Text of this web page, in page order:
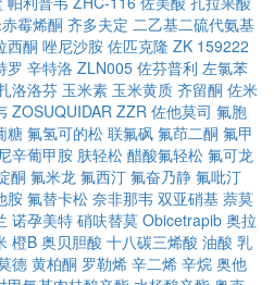
霉烯酮 齐多夫定 二乙基二硫代氨基
西酮 唑尼沙胺 佐匹克隆 ZK 159222
罗 辛特洛 ZLN005 佐芬普利 左氯苯
洛洛芬 玉米素 玉米黄质 齐留酮 佐米
ZOSUQUIDAR ZZR 佐他莫司 氟胞
糖 氟氢可的松 联氟砜 氟茚二酮 氟甲
辛葡甲胺 肤轻松 醋酸氟轻松 氟可龙
酮 氟米龙 氟西汀 氟奋乃静 氟吡汀
胺 氟替卡松 奈非那韦 双亚硝基 萘莫
诺孕美特 硝呋替莫 Obicetrapib 奥拉
橙B 奥贝胆酸 十八碳三烯酸 油酸 乳
德 黄柏酮 罗勒烯 辛二烯 辛烷 奥他